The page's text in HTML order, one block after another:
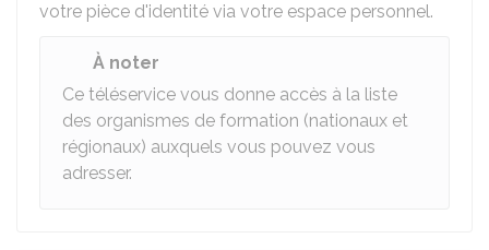
votre pièce d'identité via votre espace personnel.
À noter
Ce téléservice vous donne accès à la liste
des organismes de formation (nationaux et
régionaux) auxquels vous pouvez vous
adresser.